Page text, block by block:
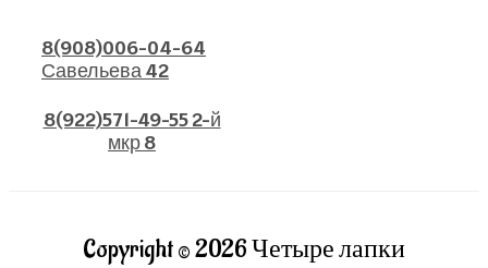
8(908)006-04-64
Савельева 42
8(922)571-49-55 2-й
мкр 8
Copyright © 2026 Четыре лапки